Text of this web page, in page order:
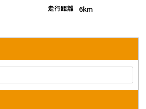
走行距離 6km